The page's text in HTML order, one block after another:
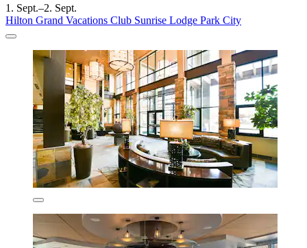
1. Sept.–2. Sept.
Hilton Grand Vacations Club Sunrise Lodge Park City